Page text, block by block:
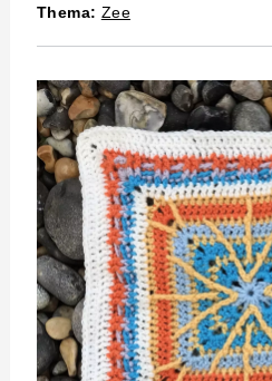
Thema: Zee